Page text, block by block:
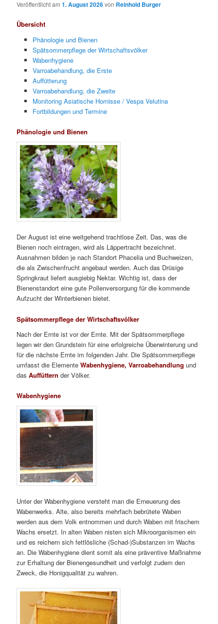
Veröffentlicht am1. August 2026von Reinhold Burger
Übersicht
Phänologie und Bienen
Spätsommerpflege der Wirtschaftsvölker
Wabenhygiene
Varroabehandlung, die Erste
Auffütterung
Varroabehandlung, die Zweite
Monitoring Asiatische Hornisse / Vespa Velutina
Fortbildungen und Termine
Phänologie und Bienen
Der August ist eine weitgehend trachtlose Zeit. Das, was die
Bienen noch eintragen, wird als Läppertracht bezeichnet.
Ausnahmen bilden je nach Standort Phacelia und Buchweizen,
die als Zwischenfrucht angebaut werden. Auch das Drüsige
Springkraut liefert ausgiebig Nektar. Wichtig ist, dass der
Bienenstandort eine gute Pollenversorgung für die kommende
Aufzucht der Winterbienen bietet.
Spätsommerpflege der Wirtschaftsvölker
Nach der Ernte ist vor der Ernte. Mit der Spätsommerpflege
legen wir den Grundstein für eine erfolgreiche Überwinterung und
für die nächste Ernte im folgenden Jahr. Die Spätsommerpflege
umfasst die ElementeWabenhygiene, Varroabehandlung und
dasAuffüttern der Völker.
Wabenhygiene
Unter der Wabenhygiene versteht man die Erneuerung des
Wabenwerks. Alte, also bereits mehrfach bebrütete Waben
werden aus dem Volk entnommen und durch Waben mit frischem
Wachs ersetzt. In alten Waben nisten sich Mikroorganismen ein
und es reichern sich fettlösliche (Schad-)Substanzen im Wachs
an. Die Wabenhygiene dient somit als eine präventive Maßnahme
zur Erhaltung der Bienengesundheit und verfolgt zudem den
Zweck, die Honigqualität zu wahren.